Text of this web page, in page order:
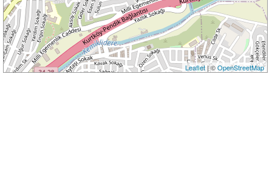
Leaflet| ©OpenStreetMap